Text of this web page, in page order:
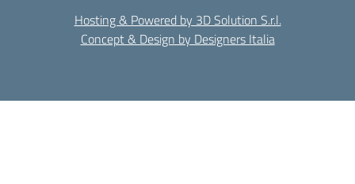
Hosting & Powered by 3D Solution S.r.l.
Concept & Design by Designers Italia